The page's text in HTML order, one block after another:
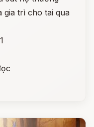
gia trì cho tai qua